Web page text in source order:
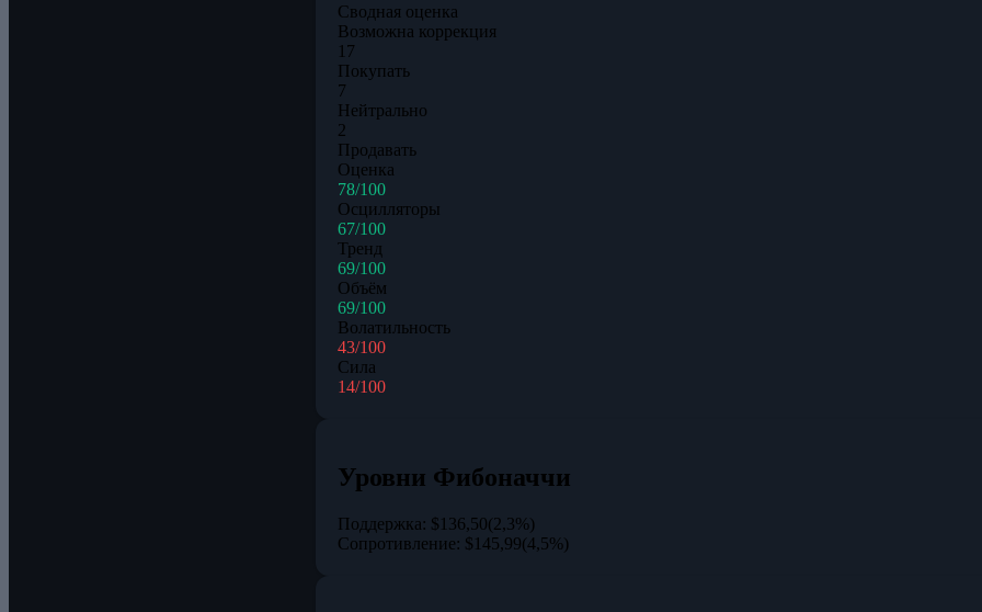
Сводная оценка
Возможна коррекция
17
Покупать
7
Нейтрально
2
Продавать
Оценка
78/100
Осцилляторы
67/100
Тренд
69/100
Объём
69/100
Волатильность
43/100
Сила
14/100
Уровни Фибоначчи
Поддержка: $136,50(2,3%)
Сопротивление: $145,99(4,5%)